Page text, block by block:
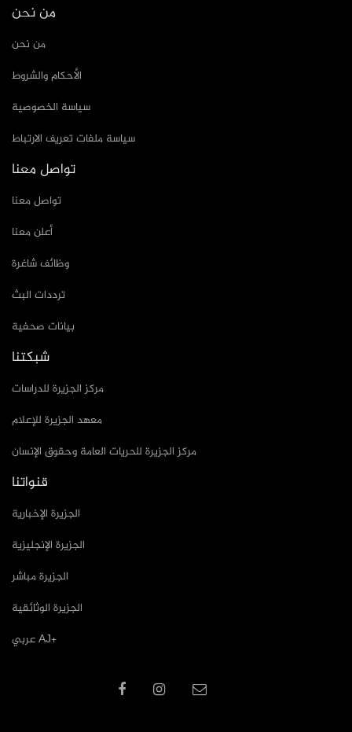
من نحن
من نحن
الأحكام والشروط
سياسة الخصوصية
سياسة ملفات تعريف الارتباط
تواصل معنا
تواصل معنا
أعلن معنا
وظائف شاغرة
ترددات البث
بيانات صحفية
شبكتنا
مركز الجزيرة للدراسات
معهد الجزيرة للإعلام
مركز الجزيرة للحريات العامة وحقوق الإنسان
قنواتنا
الجزيرة الإخبارية
الجزيرة الإنجليزية
الجزيرة مباشر
الجزيرة الوثائقية
عربي AJ+